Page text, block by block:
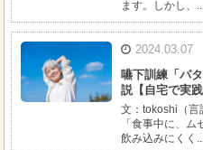
ます。しかし、
2024.03.07
嚥下訓練「パ
説【自宅で実践
文：tokoshi（言
「食事中に、
飲み込みにくく